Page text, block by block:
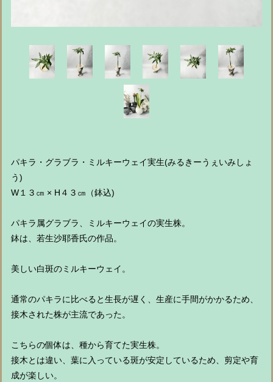
パキラ・グラブラ・ミルキーウェイ実生(みるきーうぇいみしょ
う)
W１３㎝ × H４３㎝（鉢込)
パキラ属グラブラ、ミルキーウェイの実生株。
鉢は、若生沙耶香氏の作品。
美しい白斑のミルキーウェイ。
通常のパキラに比べると生長が遅く、生産に手間がかかるため、
接木された株が主流であった。
こちらの個体は、種から育てた実生株。
接木とは違い、葉に入っている斑が安定しているため、剪定や育
成が楽しい。